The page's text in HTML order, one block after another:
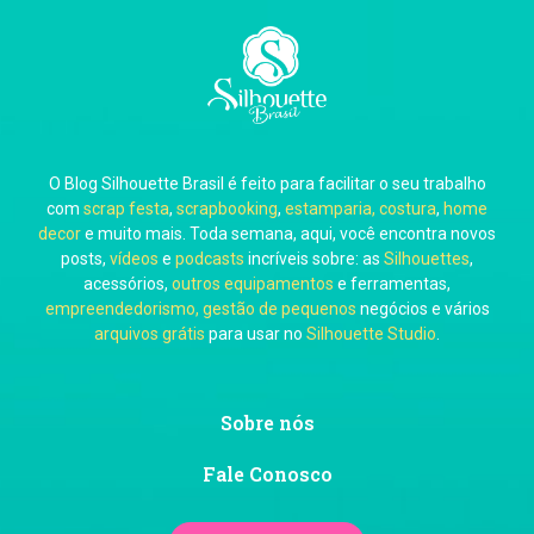
Carla Eschberger
Carol Pessoa
Ju Mirthes
O Blog Silhouette Brasil é feito para facilitar o seu trabalho
com scrap festa, scrapbooking, estamparia, costura, home
decore muito mais. Toda semana, aqui, você encontra novos
posts, vídeos e podcasts incríveis sobre: as Silhouettes,
acessórios, outros equipamentos e ferramentas,
empreendedorismo, gestão de pequenos negócios e vários
arquivos grátis para usar no Silhouette Studio
Sobre nós
Fale Conosco